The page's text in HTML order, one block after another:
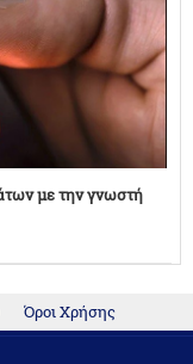
με την γνωστή
Όροι Χρήσης